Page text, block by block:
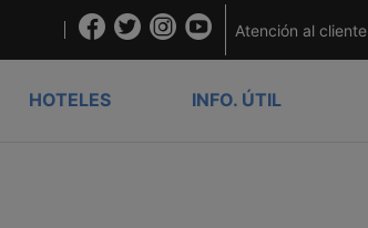
Atención al cliente
HOTELES INFO. ÚTIL